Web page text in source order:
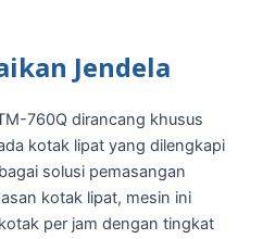
Jendela
760Q dirancang khusus
kotak lipat yang dilengkapi
solusi pemasangan
kotak lipat, mesin ini
per jam dengan tingkat